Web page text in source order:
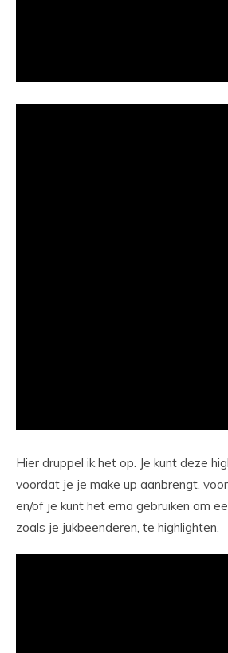
Hier druppel ik het op. Je kunt deze
voordat je je make up aanbrengt,
en/of je kunt het erna gebruiken om
zoals je jukbeenderen, te highlighten.